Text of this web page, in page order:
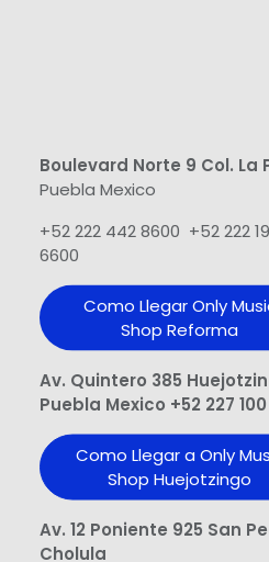
Boulevard Norte 9 Col. La
Puebla Mexico
+52 222 442 8600 +52 222
6600
Como Llegar Only
Shop​ Reforma
Av. Quintero 385
Puebla Mexico +52 227
Como Llegar a Only
Shop Huejotzingo
Av. 12 Poniente 925 San
Cholula